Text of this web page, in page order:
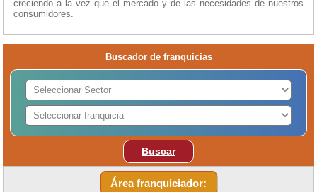
creciendo a la vez que el mercado y de las necesidades de nuestros
consumidores.
Buscador de franquicias
Buscar
Área franquiciador: